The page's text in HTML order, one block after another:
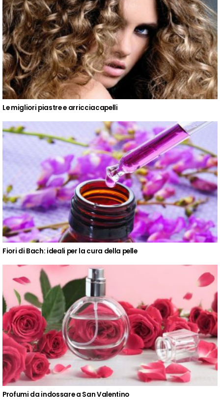
Le migliori piastre e arricciacapelli
Fiori di Bach: ideali per la cura della pelle
Profumi da indossare a San Valentino